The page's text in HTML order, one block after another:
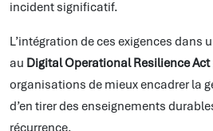
incident significatif.
L’intégration de ces exigences dans
au Digital Operational Resilience Act
organisations de mieux encadrer la
d’en tirer des enseignements
récurrence.